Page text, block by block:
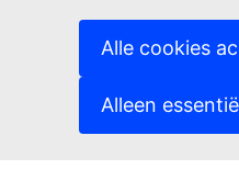
Alle cookies
Alleen
Talen op onze websites
(Externe link)
Privacybeleid
Juridische mededeling